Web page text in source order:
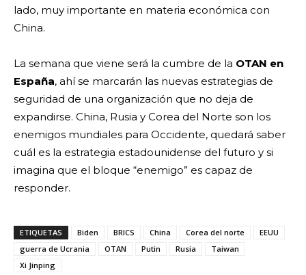
lado, muy importante en materia económica con
China.
La semana que viene será la cumbre de la OTAN en
España, ahí se marcarán las nuevas estrategias de
seguridad de una organización que no deja de
expandirse. China, Rusia y Corea del Norte son los
enemigos mundiales para Occidente, quedará saber
cuál es la estrategia estadounidense del futuro y si
imagina que el bloque “enemigo” es capaz de
responder.
ETIQUETAS Biden BRICS China Corea del norte
EEUU
guerra de Ucrania
OTAN Putin Rusia
Taiwan
Xi Jinping